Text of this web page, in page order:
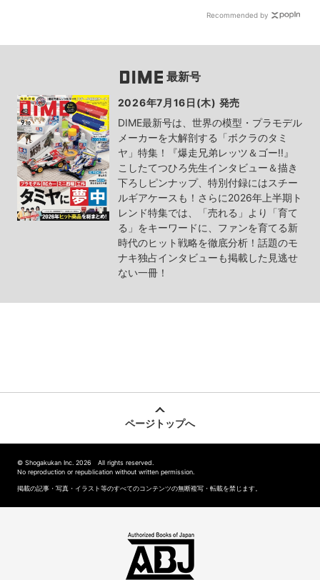
Recommended by
最新号
2026年7月16日(木) 発売
DIME最新号は、世界の模型・プラモデル
メーカーを大解剖する「ボクラのタミ
ヤ」特集！『爆走兄弟レッツ＆ゴー!!』
こしたてつひろ先生インタビュー＆描き
下ろしピンナップ、特別付録にはスチー
ルギアケースも！さらに2026年上半期ト
レンド特集では、「売れる」より「育て
る」をキーワードに、ファンを育てる新
時代のヒット戦略を徹底分析！話題のモ
ナキ独占インタビューも掲載した見逃せ
ない一冊！
ページトップへ
© Shogakukan Inc. 2026 All rights reserved.
No reproduction or republication without written permission.
掲載の記事・写真・イラスト等のすべてのコンテンツの無断複写・転載を禁じます。